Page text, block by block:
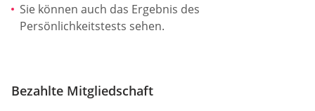
Sie können auch das Ergebnis des
Persönlichkeitstests sehen.
Bezahlte Mitgliedschaft